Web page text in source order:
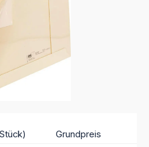
Grundpreis